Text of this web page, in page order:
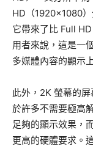
HD（1920×1080
它帶來了比 Full
用者來說，這是一
多媒體內容的顯示
此外，2K 螢幕的
於許多不需要極高
足夠的顯示效果，
更高的硬體要求。